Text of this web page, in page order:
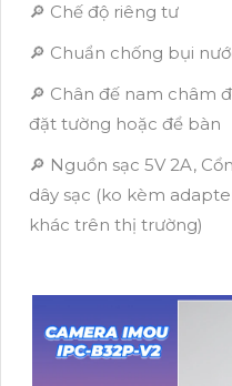
🔎 Chế độ riêng tư
🔎 Chuẩn chống bụi
🔎 Chân đế nam châm
đặt tường hoặc để bàn
🔎 Nguồn sạc 5V 2A,
dây sạc (ko kèm
khác trên thị trường)